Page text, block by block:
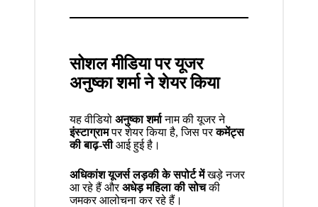
सोशल मीडिया पर यूजर
अनुष्का शर्मा ने शेयर किया
यह वीडियो अनुष्का शर्मानाम की यूजर ने
इंस्टाग्राम पर शेयर किया है, जिस परकमेंट्स
की बाढ़-सीआई हुई है।
अधिकांश यूजर्स लड़की के सपोर्ट मेंखड़े नजर
आ रहे हैं औरअधेड़ महिला की सोचकी
जमकर आलोचना कर रहे हैं।